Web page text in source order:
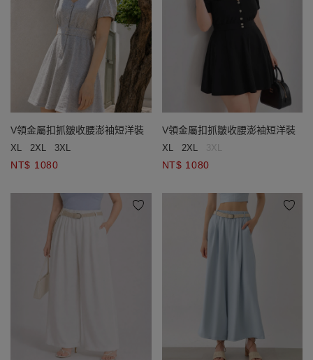
V領金屬扣抓皺收腰澎袖短洋裝
XL 2XL 3XL
NT$ 1080
V領金屬扣抓皺收腰澎袖短洋裝
XL 2XL 3XL
NT$ 1080